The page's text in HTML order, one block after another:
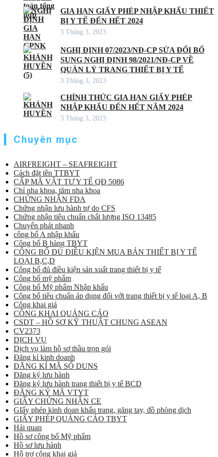
GIA HẠN GIẤY PHÉP NHẬP KHẨU THIẾT
BỊ Y TẾ ĐẾN HẾT 2024
3 Tháng 3, 2023
NGHỊ ĐỊNH 07/2023/NĐ-CP SỬA ĐỔI BỔ
SUNG NGHỊ ĐỊNH 98/2021/NĐ-CP VỀ
QUẢN LÝ TRANG THIẾT BỊ Y TẾ
3 Tháng 3, 2023
CHÍNH THỨC GIA HẠN GIẤY PHÉP
NHẬP KHẨU ĐẾN HẾT NĂM 2024
3 Tháng 3, 2023
Chuyên mục
AIRFREIGHT – SEAFREIGHT
Cách đặt tên TTBYT
CẤP MÃ VẬT TƯ Y TẾ QĐ 5086
Chỉ nha khoa, tăm nha khoa
CHỨNG NHẬN FDA
Chứng nhận lưu hành tự do CFS
Chứng nhận tiêu chuẩn chất lượng ISO 13485
Chuyển phát nhanh
công bố A nhập khẩu
Công bố B hàng TBYT
CÔNG BỐ ĐỦ ĐIỀU KIỆN MUA BÁN THIẾT BỊ Y TẾ
LOẠI B,C,D
Công bố đủ điều kiện sản xuất trang thiết bị y tế
Công bố mỹ phẩm
Công bố Mỹ phẩm Nhập khẩu
Công bố tiêu chuẩn áp dụng đối với trang thiết bị y tế loại A, B
Công khai giá
CÔNG KHAI QUẢNG CÁO
CSDT – HỒ SƠ KỸ THUẬT CHUNG ASEAN
CV2373
DỊCH VỤ
Dịch vụ làm hồ sơ thầu trọn gói
Đăng kí kinh doanh
ĐĂNG KÍ MÃ SỐ DUNS
Đăng ký lưu hành
Đăng ký lưu hành trang thiết bị y tế BCD
ĐĂNG KÝ MÃ VTYT
GIẤY CHỨNG NHẬN CE
GIấy phép kinh doan khẩu trang, găng tay, đồ phòng dịch
GIẤY PHÉP QUẢNG CÁO TBYT
Hải quan
Hồ sơ công bố Mỹ phẩm
Hồ sơ lưu hành
Hỗ trợ công khai giá